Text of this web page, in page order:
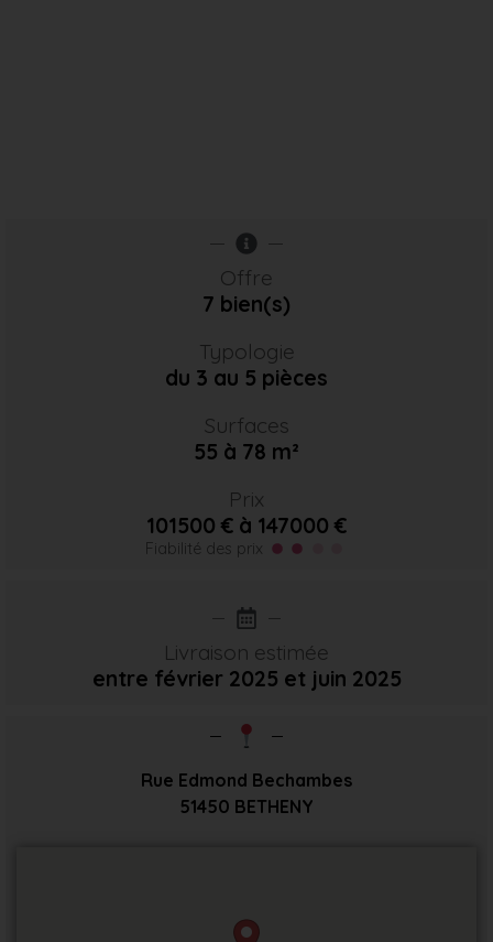
Offre
7 bien(s)
Typologie
du 3 au 5 pièces
Surfaces
55 à 78 m²
Prix
101500 € à 147000 €
Fiabilité des prix
Livraison estimée
entre février 2025 et juin 2025
Rue Edmond Bechambes
51450 BETHENY